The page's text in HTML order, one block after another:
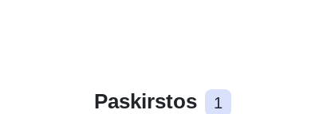
Paskirstos 1